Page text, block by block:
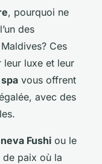
, pourquoi ne
des
Ces
leur luxe et leur
vous offrent
avec des
Fushi ou le
de paix où la